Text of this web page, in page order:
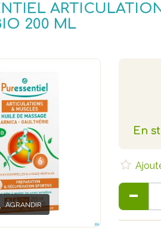
200 ML
AGRANDIR
En